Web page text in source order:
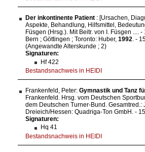
Der inkontinente Patient : [Ursachen,
Aspekte, Behandlung, Hilfsmittel,
Füsgen (Hrsg.). Mit Beitr. von I. Füsgen .... -
Bern ; Göttingen ; Toronto: Huber, 1992. -
(Angewandte Alterskunde ; 2)
Signaturen:
Hf 422
Bestandsnachweis in HEIDI
Frankenfeld, Peter: Gymnastik und Tanz
Frankenfeld. Hrsg. vom Deutschen
dem Deutschen Turner-Bund. Gesamtred.:
Dreieich/Hessen: Quadriga-Ton GmbH. -
Signaturen:
Hq 41
Bestandsnachweis in HEIDI